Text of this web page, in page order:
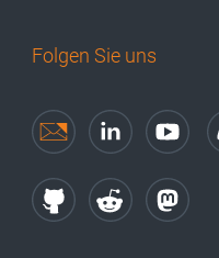
Folgen Sie uns